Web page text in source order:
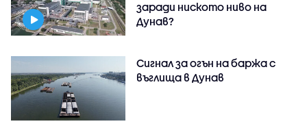
заради ниското ниво на
Дунав?
Сигнал за огън на баржа с
въглища в Дунав